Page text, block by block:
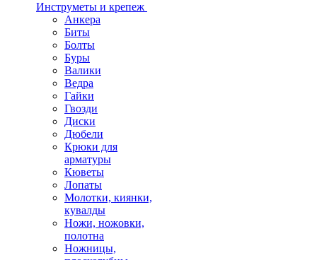
Инструметы и крепеж
Анкера
Биты
Болты
Буры
Валики
Ведра
Гайки
Гвозди
Диски
Дюбели
Крюки для
арматуры
Кюветы
Лопаты
Молотки, киянки,
кувалды
Ножи, ножовки,
полотна
Ножницы,